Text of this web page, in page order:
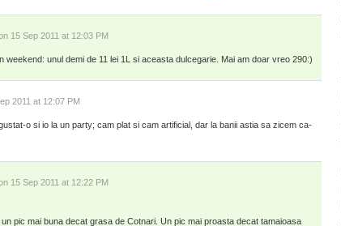
15 Sep 2011 at 12:03 PM
weekend: unul demi de 11 lei 1L si aceasta dulcegarie. Mai am doar vreo 290:)
2011 at 12:07 PM
o si io la un party; cam plat si cam artificial, dar la banii astia sa zicem ca-
15 Sep 2011 at 12:22 PM
pic mai buna decat grasa de Cotnari. Un pic mai proasta decat tamaioasa